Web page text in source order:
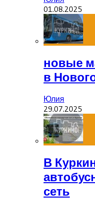
01.08.2025
новые
в
Юлия
29.07.2025
В
сеть